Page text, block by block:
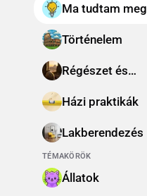
Ma tudtam meg
Történelem
Régészet és
Házi praktikák
Lakberendezés
TÉMAKÖRÖK
Állatok